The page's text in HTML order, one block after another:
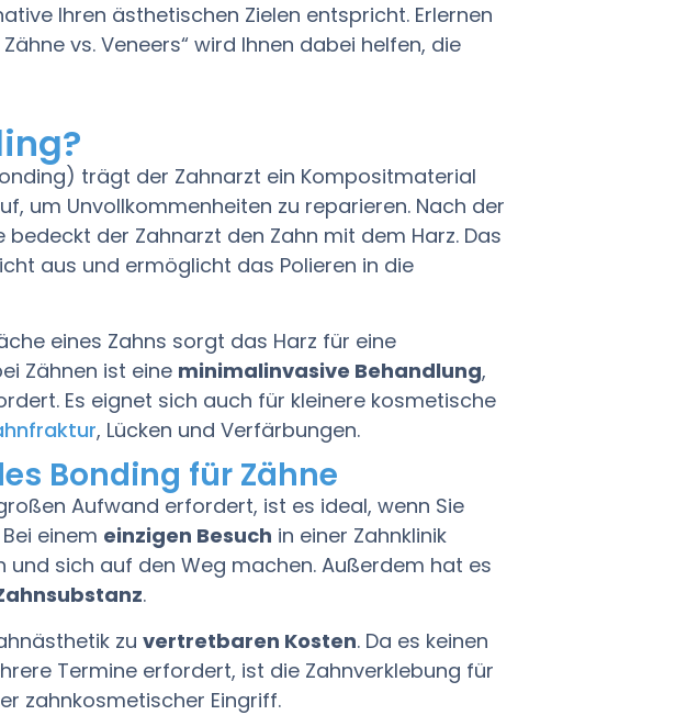
Ihren ästhetischen Zielen entspricht. Erlernen
vs. Veneers“ wird Ihnen dabei helfen, die
trägt der Zahnarzt ein Kompositmaterial
um Unvollkommenheiten zu reparieren. Nach der
der Zahnarzt den Zahn mit dem Harz. Das
aus und ermöglicht das Polieren in die
eines Zahns sorgt das Harz für eine
Zähnen ist eine minimalinvasive Behandlung,
Es eignet sich auch für kleinere kosmetische
, Lücken und Verfärbungen.
Bonding für Zähne
Aufwand erfordert, ist es ideal, wenn Sie
einem einzigen Besuch in einer Zahnklinik
und sich auf den Weg machen. Außerdem hat es
.
zuvertretbaren Kosten. Da es keinen
Termine erfordert, ist die Zahnverklebung für
zahnkosmetischer Eingriff.